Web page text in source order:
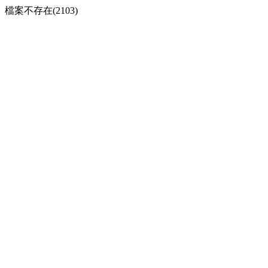
檔案不存在(2103)